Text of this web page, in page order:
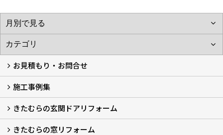
お見積もり・お問合せ
LINEで概算見積もり
チャットで質問
問い合わせフォームから
オンライン相談
電話で相談
無料現地調査をご希望の方
施工事例集
玄関ドアリフォーム
玄関引戸リフォーム
勝手口ドアリフォーム
窓リフォーム
きたむらの玄関ドアリフォーム
玄関ドアリフォームについて
リシェントについて (23)
・玄関ドアバリエーション (52)
・玄関引戸バリエーション (44)
・勝手口ドアバリエーション (11)
安心の自社施工
無料点検
保証について
価格について
概算見積について (2)
きたむらの窓リフォーム